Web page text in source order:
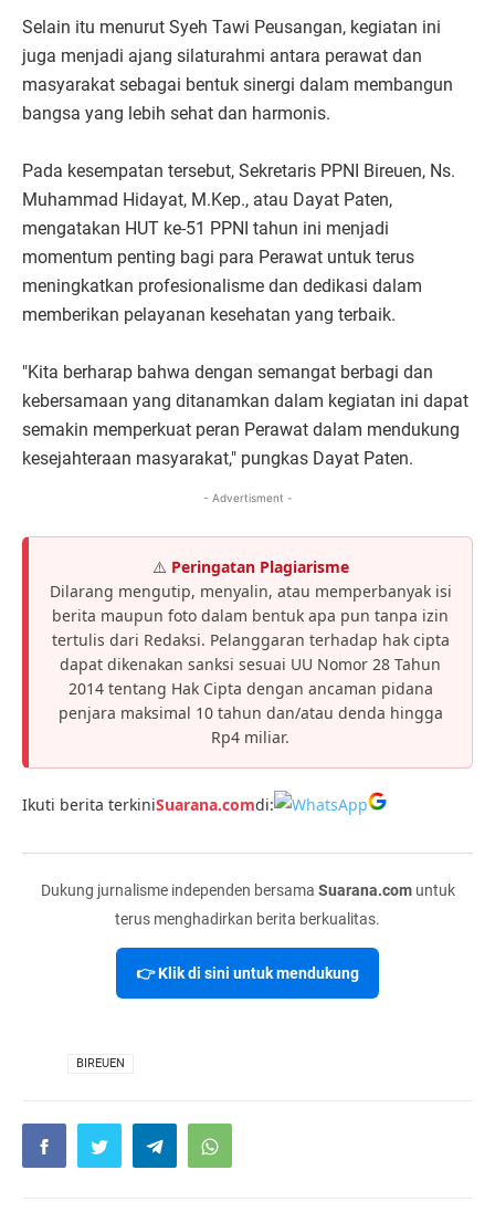
Selain itu menurut Syeh Tawi Peusangan, kegiatan ini
juga menjadi ajang silaturahmi antara perawat dan
masyarakat sebagai bentuk sinergi dalam membangun
bangsa yang lebih sehat dan harmonis.
Pada kesempatan tersebut, Sekretaris PPNI Bireuen, Ns.
Muhammad Hidayat, M.Kep., atau Dayat Paten,
mengatakan HUT ke-51 PPNI tahun ini menjadi
momentum penting bagi para Perawat untuk terus
meningkatkan profesionalisme dan dedikasi dalam
memberikan pelayanan kesehatan yang terbaik.
"Kita berharap bahwa dengan semangat berbagi dan
kebersamaan yang ditanamkan dalam kegiatan ini dapat
semakin memperkuat peran Perawat dalam mendukung
kesejahteraan masyarakat," pungkas Dayat Paten.
- Advertisment -
⚠️ Peringatan Plagiarisme
Dilarang mengutip, menyalin, atau memperbanyak isi
berita maupun foto dalam bentuk apa pun tanpa izin
tertulis dari Redaksi. Pelanggaran terhadap hak cipta
dapat dikenakan sanksi sesuai UU Nomor 28 Tahun
2014 tentang Hak Cipta dengan ancaman pidana
penjara maksimal 10 tahun dan/atau denda hingga
Rp4 miliar.
Ikuti berita terkiniSuarana.comdi:
Dukung jurnalisme independen bersama Suarana.comuntuk
terus menghadirkan berita berkualitas.
👉 Klik di sini untuk mendukung
BIREUEN